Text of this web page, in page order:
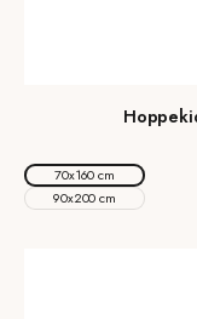
70x160 cm
90x200 cm